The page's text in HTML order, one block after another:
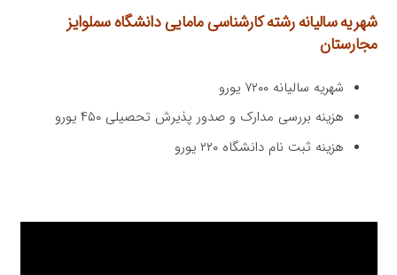
شهریه سالیانه رشته کارشناسی ماماییدانشگاه سملوایز
مجارستان
شهریه سالیانه ۷۲۰۰ یورو
هزینه بررسی مدارک و صدور پذیرش تحصیلی ۴۵۰ یورو
هزینه ثبت نام دانشگاه ۲۲۰ یورو